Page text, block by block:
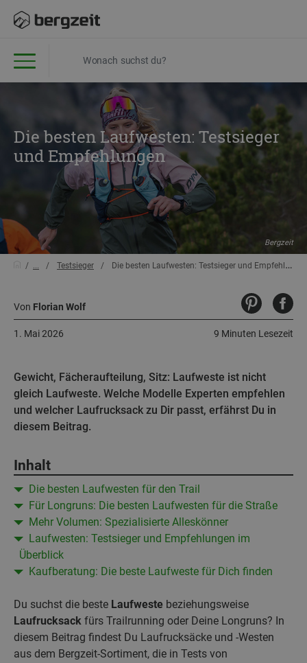
Die besten Laufwesten: Testsieger
und Empfehlungen
Bergzeit
... Testsieger Die besten Laufwesten: Testsieger und Empfehlungen
Von Florian Wolf
9 Minuten Lesezeit
1. Mai 2026
Gewicht, Fächeraufteilung, Sitz: Laufweste ist nicht
gleich Laufweste. Welche Modelle Experten empfehlen
und welcher Laufrucksack zu Dir passt, erfährst Du in
diesem Beitrag.
Inhalt
Die besten Laufwesten für den Trail
Für Longruns: Die besten Laufwesten für die Straße
Mehr Volumen: Spezialisierte Alleskönner
Laufwesten: Testsieger und Empfehlungen im
Überblick
Kaufberatung: Die beste Laufweste für Dich finden
Du suchst die beste Laufweste beziehungsweise
Laufrucksack fürs Trailrunning oder Deine Longruns? In
diesem Beitrag findest Du Laufrucksäcke und -Westen
aus dem Bergzeit-Sortiment, die in Tests von